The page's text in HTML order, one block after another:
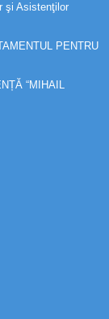
şi Asistenţilor
PENTRU
“MIHAIL